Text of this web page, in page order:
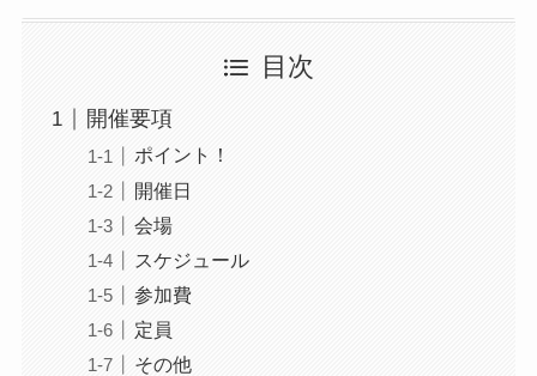
目次
開催要項
ポイント！
開催日
会場
スケジュール
参加費
定員
その他